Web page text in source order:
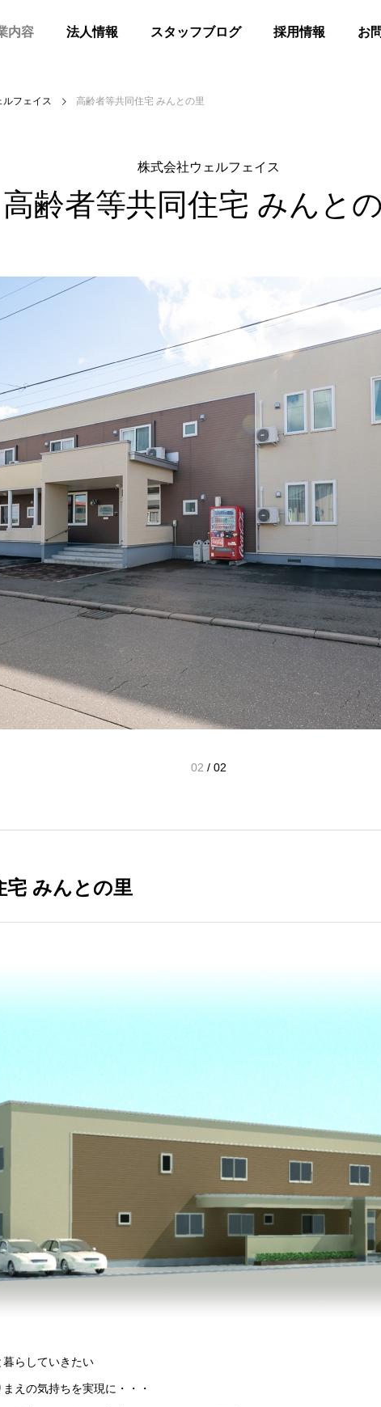
内容 法人情報 スタッフブログ 採用情報 お
高齢者等共同住宅 みんとの里
ルフェイス 高齢者等共同住宅 みんとの里
株式会社ウェルフェイス
高齢者等共同住宅 みんと
01 / 02
宅 みんとの里
らしていきたい
えの気持ちを実現に・・・